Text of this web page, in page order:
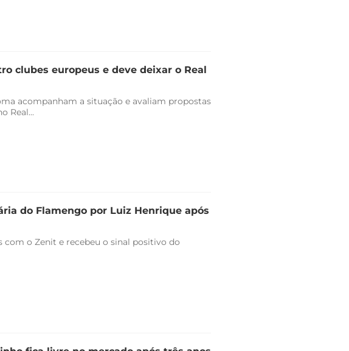
clubes europeus e deve deixar o Real
acompanham a situação e avaliam propostas
Real...
do Flamengo por Luiz Henrique após
o Zenit e recebeu o sinal positivo do